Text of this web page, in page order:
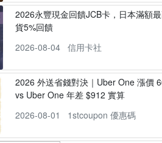
2026永豐現金回饋JCB卡，日本滿額
貨5%回饋
2026-08-04
信用卡社
2026 外送省錢對決｜Uber One 漲價
vs Uber One 年差 $912 實算
2026-08-01
1stcoupon 優惠碼